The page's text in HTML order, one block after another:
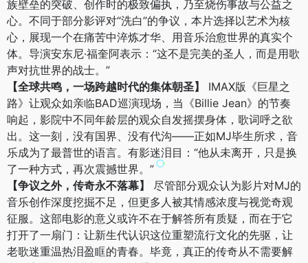
族壁垒的突破、创作时的极致偏执，乃至烧伤事故与公益之
心。不同于部分影评对“洗白”的争议，本片选择以艺术为核
心，展现一个在痛苦中淬炼才华、用音乐治愈世界的真实个
体。导演安东尼·福奎阿表示：“这不是完美的圣人，而是用歌
声对抗世界的战士。”
【全球共鸣，一场跨越时代的集体朝圣】
IMAX版《巨星之
路》让观众如亲临BAD巡演现场，当《Billie Jean》的节奏
响起，影院中不同年龄层的观众自发摇摆身体，歌词呼之欲
出。这一刻，没有国界、没有代沟——正如MJ毕生所求，音
乐成为了最普世的语言。有影迷泪目：“他从未离开，只是换
了一种方式，再次震撼世界。”
【争议之外，传奇永不落幕】
尽管部分观众认为影片对MJ的
音乐创作深度挖掘不足，但更多人被其情感浓度与视觉奇观
征服。这部电影的意义或许不在于解答所有质疑，而在于它
打开了一扇门：让新生代认识这位重塑流行文化的先驱，让
老歌迷重温热泪盈眶的青春。毕竟，真正的传奇从不需要解